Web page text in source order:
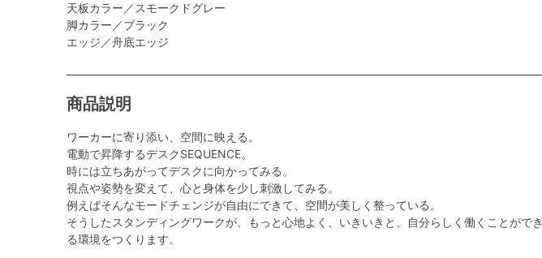
天板カラー／スモークドグレー
脚カラー／ブラック
エッジ／舟底エッジ
商品説明
ワーカーに寄り添い、空間に映える。
電動で昇降するデスクSEQUENCE。
時には立ちあがってデスクに向かってみる。
視点や姿勢を変えて、心と身体を少し刺激してみる。
例えばそんなモードチェンジが自由にできて、空間が美しく整っている。
そうしたスタンディングワークが、もっと心地よく、いきいきと、自分らしく働くことができ
る環境をつくります。